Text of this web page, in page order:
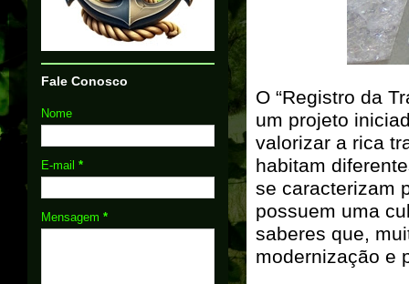
O “Registro da
um projeto
valorizar a rica
habitam
se caracterizam
possuem uma
saberes que,
modernização e
Fale Conosco
Nome
E-mail *
Mensagem *